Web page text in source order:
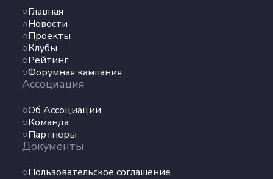
Главная
Новости
Проекты
Клубы
Рейтинг
Форумная кампания
Ассоциация
Об Ассоциации
Команда
Партнеры
Документы
Пользовательское соглашение
Клубы
Рейтинг
Форумная кампания
Об Ассоциации
Команда
Партнеры